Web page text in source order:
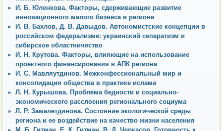
И. Б. Юленкова. Факторы, сдерживающие развитие
инновационного малого бизнеса в регионе
И. В. Бахлов, Д. В. Давыдов. Автономистские концепции в
российском федерализме: украинский сепаратизм и
сибирское областничество
И. Н. Крутова. Факторы, влияющие на использование
проектного финансирования в АПК региона
И. С. Мавляутдинов. Межконфессиональный мир и
консолидация общества в практике ислама
Л. Н. Курышова. Проблема бедности и социально-
экономического расслоения регионального социума
Л. Р. Замалетдинова. Состояние экологической среды
региона и ее воздействие на качество жизни населения
М. Б. Гитман, Е. К. Гитман, В. Д. Черкасов. Готовность к